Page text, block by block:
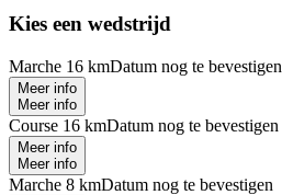
Kies een wedstrijd
Marche 16 kmDatum nog te bevestigen
Meer info
Meer info
Course 16 kmDatum nog te bevestigen
Meer info
Meer info
Marche 8 kmDatum nog te bevestigen